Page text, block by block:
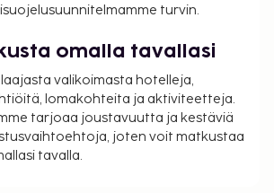
turvin.
omalla tavallasi
laajasta valikoimasta hotelleja,
lomakohteita ja aktiviteetteja.
tarjoaa joustavuutta ja kestäviä
joten voit matkustaa
tavalla.